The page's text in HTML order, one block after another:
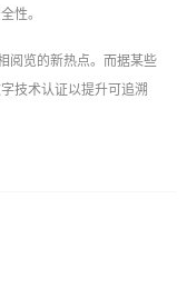
性。
阅览的新热点。而据某些
技术认证以提升可追溯